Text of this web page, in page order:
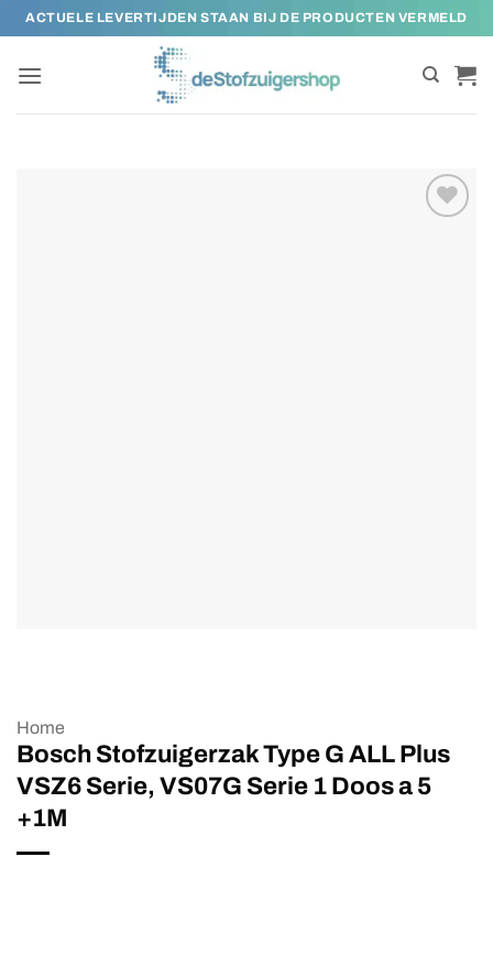
naar
inhoud
ACTUELE LEVERTIJDEN STAAN BIJ DE PRODUCTEN VERMELD
Home
Bosch Stofzuigerzak Type G ALL Plus
VSZ6 Serie, VS07G Serie 1 Doos a 5
+1M